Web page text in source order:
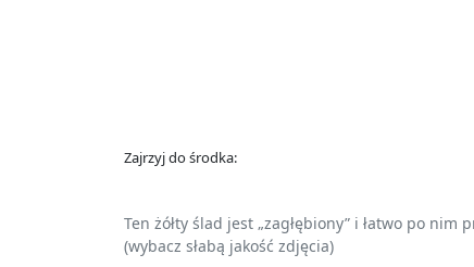
Zajrzyj do środka:
Ten żółty ślad jest „zagłębiony” i łatwo po nim
(wybacz słabą jakość zdjęcia)